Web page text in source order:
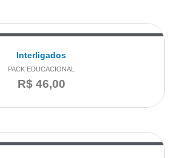
Interligados
PACK EDUCACIONAL
R$46,00